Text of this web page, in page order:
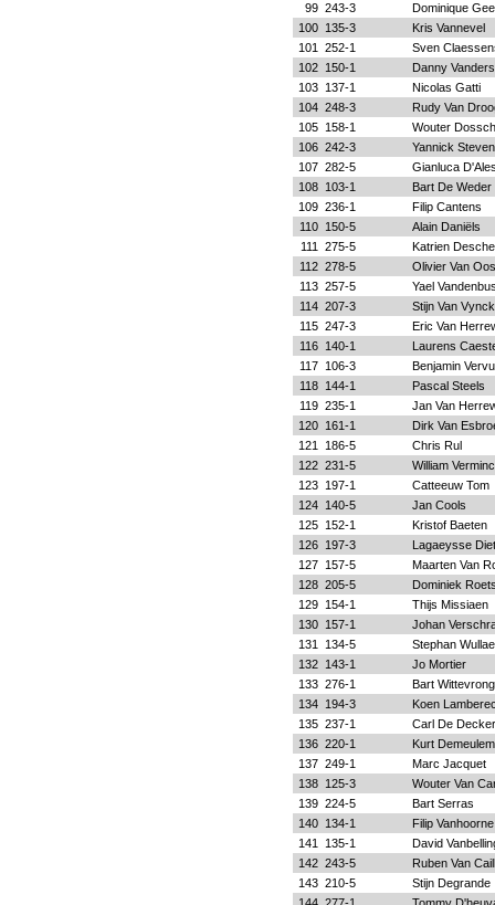
99 243-3
Dominique
100
135-3
Kris Vannevel
101
252-1
Sven
102
150-1
Danny
103
137-1
Nicolas Gatti
104 248-3
Rudy Van
105
158-1
Wouter
106 242-3
Yannick
107 282-5
Gianluca
108
103-1
Bart De Weder
109 236-1
Filip Cantens
110
150-5
Alain Daniëls
111
275-5
Katrien
112 278-5
Olivier Van
113 257-5
Yael
114 207-3
Stijn Van
115 247-3
Eric Van
116
140-1
Laurens
117
106-3
Benjamin
118
144-1
Pascal Steels
119 235-1
Jan Van
120
161-1
Dirk Van
121
186-5
Chris Rul
122 231-5
William
123
197-1
Catteeuw Tom
124
140-5
Jan Cools
125
152-1
Kristof Baeten
126
197-3
Lagaeysse
127
157-5
Maarten Van
128 205-5
Dominiek
129
154-1
Thijs Missiaen
130
157-1
Johan
131
134-5
Stephan
132
143-1
Jo Mortier
133 276-1
Bart
134
194-3
Koen
135 237-1
Carl De Decker
136 220-1
Kurt
137 249-1
Marc Jacquet
138
125-3
Wouter Van
139 224-5
Bart Serras
140
134-1
Filip Vanhoorne
141
135-1
David
142 243-5
Ruben Van
143 210-5
Stijn Degrande